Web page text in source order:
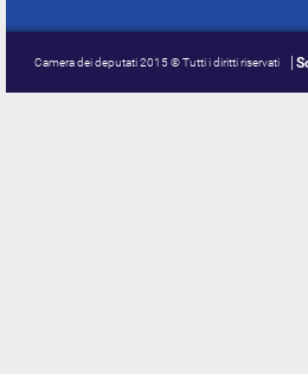
Camera dei deputati 2015 © Tutti i diritti riservati